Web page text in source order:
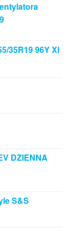
35R19 96Y Xl
DZIENNA
S&S